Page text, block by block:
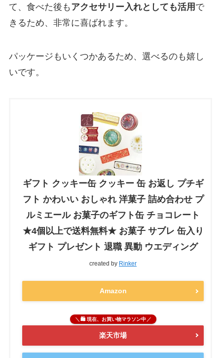
て、食べた後も アクセサリー入れとしても活用 で
きるため、非常に喜ばれます。
パッケージもいくつかあるため、選べるのも嬉し
いです。
ギフト クッキー缶 クッキー 缶 お返し プチギ
フト かわいい おしゃれ 洋菓子 詰め合わせ プ
ルミエール お菓子のギフト缶 チョコレート
★4個以上で送料無料★ お菓子 サブレ 缶入り
ギフト プレゼント 退職 異動 ウエディング
created by Rinker
Amazon
🛍 現在、お買い物マラソン中
楽天市場